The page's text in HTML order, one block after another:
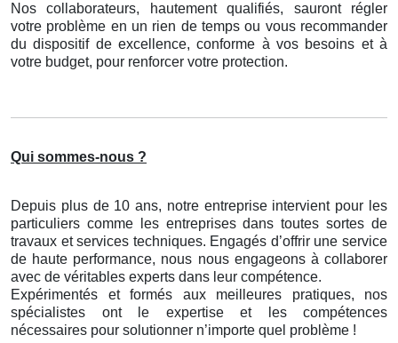
Nos collaborateurs, hautement qualifiés, sauront régler
votre problème en un rien de temps ou vous recommander
du dispositif de excellence, conforme à vos besoins et à
votre budget, pour renforcer votre protection.
Qui sommes-nous ?
Depuis plus de 10 ans, notre entreprise intervient pour les
particuliers comme les entreprises dans toutes sortes de
travaux et services techniques. Engagés d’offrir une service
de haute performance, nous nous engageons à collaborer
avec de véritables experts dans leur compétence.
Expérimentés et formés aux meilleures pratiques, nos
spécialistes ont le expertise et les compétences
nécessaires pour solutionner n’importe quel problème !